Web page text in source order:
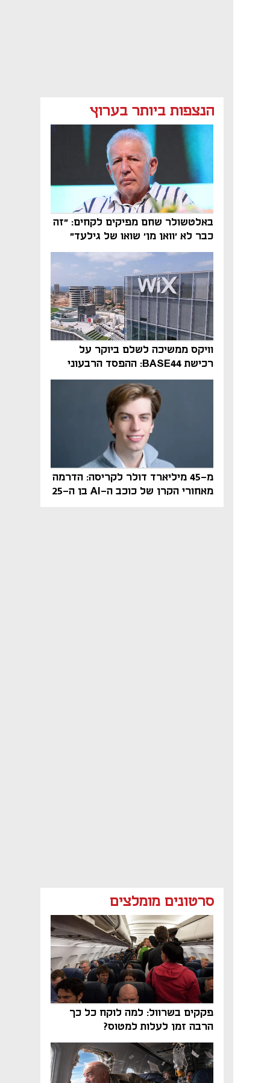
הנצפות ביותר בערוץ
באלטשולר שחם מפיקים לקחים: "זה
כבר לא 'וואן מן' שואו של גילעד"
וויקס ממשיכה לשלם ביוקר על
רכישת BASE44: ההפסד הרבעוני
זינק ל-76 מיליון דולר
מ-45 מיליארד דולר לקריסה: הדרמה
מאחורי הקרן של כוכב ה-AI בן ה-25
סרטונים מומלצים
פקקים בשרוול: למה לוקח כל כך
הרבה זמן לעלות למטוס?